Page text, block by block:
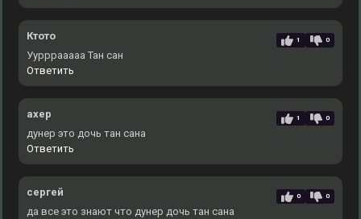
Ктото 1 0
Уурррааааа Тан сан
Ответить
ахер 1 0
дунер это дочь тан сана
Ответить
сергей 0 0
да все это знают что дунер дочь тан сана